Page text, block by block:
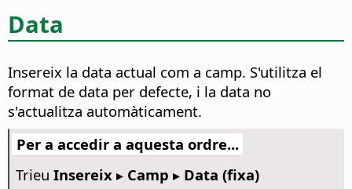
Data
Insereix la data actual com a camp. S'utilitza el
format de data per defecte, i la data no
s'actualitza automàticament.
Per a accedir a aquesta ordre...
Trieu Insereix ▸ Camp ▸ Data (fixa)